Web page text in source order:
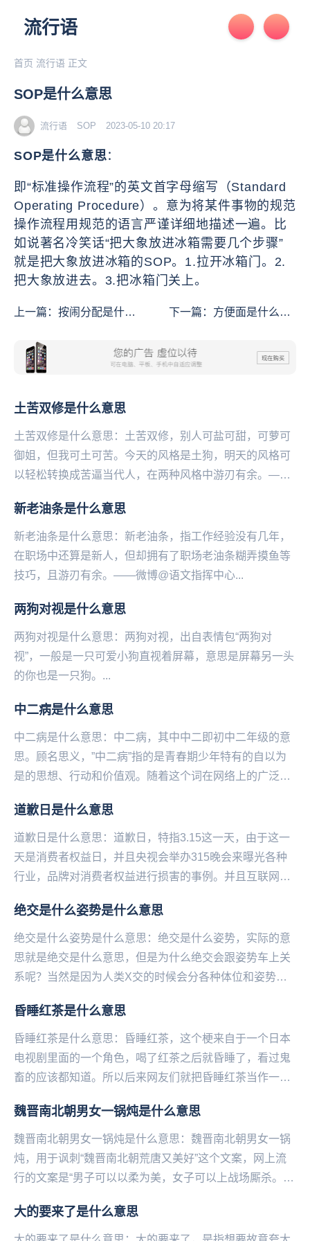
流行语
首页 流行语 正文
SOP是什么意思
流行语 SOP 2023-05-10 20:17
SOP是什么意思：
即“标准操作流程”的英文首字母缩写（Standard
Operating Procedure）。意为将某件事物的规范
操作流程用规范的语言严谨详细地描述一遍。比
如说著名冷笑话“把大象放进冰箱需要几个步骤”
就是把大象放进冰箱的SOP。1.拉开冰箱门。2.
把大象放进去。3.把冰箱门关上。
上一篇： 按闹分配是什么
下一篇： 方便面是什么意
土苦双修是什么意思
土苦双修是什么意思：土苦双修，别人可盐可甜，可萝可
御姐，但我可土可苦。今天的风格是土狗，明天的风格可
以轻松转换成苦逼当代人，在两种风格中游刃有余。——
新老油条是什么意思
新老油条是什么意思：新老油条，指工作经验没有几年，
在职场中还算是新人，但却拥有了职场老油条糊弄摸鱼等
技巧，且游刃有余。——微博@语文指挥中心...
两狗对视是什么意思
两狗对视是什么意思：两狗对视，出自表情包“两狗对
视”，一般是一只可爱小狗直视着‌‌‌‌‌‌‌‌‌‌‌‌‌屏幕，意思是屏幕另一头
的你也是一只狗。...
中二病是什么意思
中二病是什么意思：中二病，其中中二即初中二年级的意
思。顾名思义，”中二病”指的是青春期少年特有的自以为
是的思想、行动和价值观。随着这个词在网络上的广泛运
道歉日是什么意思
道歉日是什么意思：道歉日，特指3.15这一天，由于这一
天是消费者权益日，并且央视会举办315晚会来曝光各种
行业，品牌对消费者权益进行损害的事例。并且‌‌‌‌‌‌‌‌‌互联网也
绝交是什么姿势是什么意思
绝交是什么姿势是什么意思：绝交是什么姿势，实际的意
思就是绝交是什么意思，但是为什么绝交会跟姿势车上关
系呢？当然是因为人类X交的时候会分各种体位和姿势，
什...
昏睡红茶是什么意思
昏睡红茶是什么意思：昏睡红茶，这个梗来自于一个日本
电视剧里面的一个角色，喝了红茶之后就昏睡了，看过鬼
畜的应该都知道。所以后来网友们就把昏睡红茶当作一个
睡...
魏晋南北朝男女一锅炖是什么意思
魏晋南北朝男女一锅炖是什么意思：魏晋南北朝男女一锅
炖，用于讽刺“魏晋南北朝荒唐又美好”这个文案，网上流
行的文案是“男子可以以柔为美，女子可以上战场厮杀。男
大的要来了是什么意思